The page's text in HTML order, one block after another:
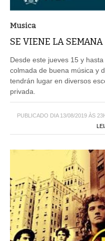
Musica
SE VIENE LA
Desde este jueves 15 y
colmada de buena música y
tendrán lugar en diversos
privada.
PUBLICADO DIA 13/08/2019 ÀS